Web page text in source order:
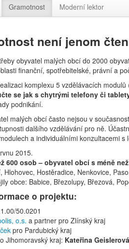
Gramotnost Moderní lektor
není jenom
obyvatel malých obcí do 2000
finanční, spotřebitelské, právní a
komplexu 5 vzdělávacích modulů
se jak s chytrými telefony či
podnikání.
malých obcí často nejsou v
dalšího vzdělávání pro ně.
a individuálními konzultacemi s
2015.
600 osob – obyvatel obcí s méně
Hlohovec, Hostěradice, Nenkovice,
obce: Babice, Březolupy, Březová,
o projektu:
50.0201
o.s. a partner pro Zlínský kraj
pro Pardubický kraj
Jihomoravský kraj: Kateřina Geislerová